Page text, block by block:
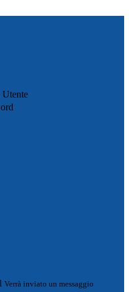
Utente
Verrà inviato un messaggio